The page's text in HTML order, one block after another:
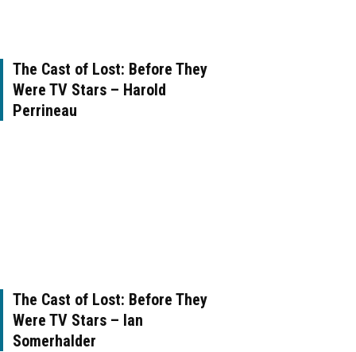
The Cast of Lost: Before They
Were TV Stars – Harold
Perrineau
The Cast of Lost: Before They
Were TV Stars – Ian
Somerhalder